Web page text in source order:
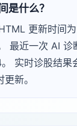
是什么？
更新时间
最近一次 AI 诊
实时诊股结果
新。